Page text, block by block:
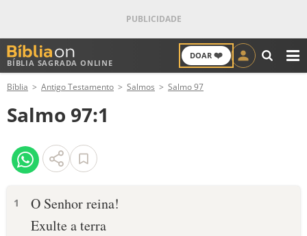
BÍBLIA SAGRADA ONLINE
DOAR ❤️
ANTIGO TESTAMENTO
NOVO TESTAMENTO
VERSÍCULOS
PALAVRA DO DIA
Bíblia Antigo Testamento Salmos Salmo 97
Salmo 97:1
1
O Senhor reina!
Exulte a terra